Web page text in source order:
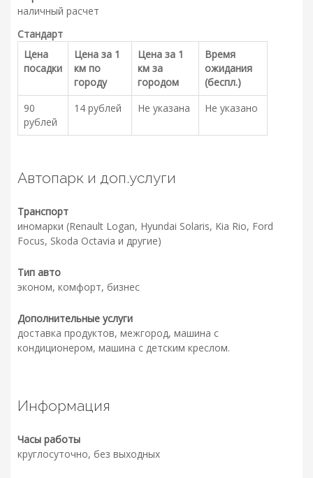
наличный расчет
Стандарт
Цена
посадки
Цена за 1
км по
городу
Цена за 1
км за
городом
Время
ожидания
(беспл.)
90
рублей
14 рублей Не указана Не указано
Автопарк и доп.услуги
Транспорт
иномарки (Renault Logan, Hyundai Solaris, Kia Rio, Ford
Focus, Skoda Octavia и другие)
Тип авто
эконом, комфорт, бизнес
Дополнительные услуги
доставка продуктов, межгород, машина с
кондиционером, машина с детским креслом.
Информация
Часы работы
круглосуточно, без выходных